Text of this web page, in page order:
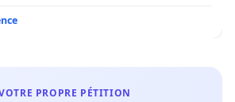
PROPRE PÉTITION